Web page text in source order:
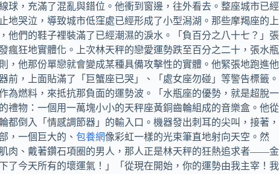
球，充滿了混亂與錯位。他衝到窗邊，往外看去。整座城市已經
地哭泣，導致城市低窪處已經形成了小型潟湖。那些摩羯座的上
他們的鞋子裡裝滿了已經潮濕的淚水。「負百分之八十七？」張
瘋狂地實體化。上次林天秤的戀愛運勢跌至百分之二十，張水瓶
他那份單戀就會變成某種具備攻擊性的實體。他緊張地跑進他
，上面貼滿了「巨蟹座已哭」、「處女座勿碰」等警告標籤。
為燃料，來抵抗那負面的運勢波。「水瓶座的優勢，就是超脫一
物：一個用一萬塊小小的天秤座黃銅齒輪組成的音樂盒。他從
倒入「情感調節器」的輸入口。機器發出刺耳的尖叫，接著，
，一個巨大的、 包養網像彩虹一樣的光束筆直地射向天空。然
肉、戴著鑽石項圈的男人，那人正是林天秤的狂熱追求者——金
了今天所有的壞運氣！」「從現在開始，你的運勢由我主宰！我